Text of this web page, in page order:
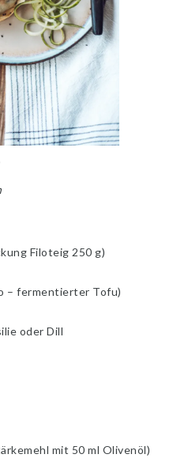
Filoteig 250 g)
– fermentierter Tofu)
oder Dill
mit 50 ml Olivenöl)